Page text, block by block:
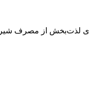
لذت‌بخش از مصرف